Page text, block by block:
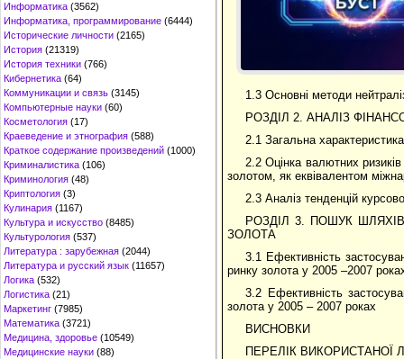
Информатика (3562)
Информатика, программирование (6444)
Исторические личности (2165)
История (21319)
История техники (766)
Кибернетика (64)
Коммуникации и связь (3145)
Компьютерные науки (60)
Косметология (17)
Краеведение и этнография (588)
Краткое содержание произведений (1000)
Криминалистика (106)
Криминология (48)
Криптология (3)
Кулинария (1167)
Культура и искусство (8485)
Культурология (537)
Литература : зарубежная (2044)
Литература и русский язык (11657)
Логика (532)
Логистика (21)
Маркетинг (7985)
Математика (3721)
Медицина, здоровье (10549)
Медицинские науки (88)
1.3 Основні методи
РОЗДІЛ 2. АНАЛІЗ
2.1 Загальна
2.2 Оцінка валютних
золотом, як еквівалентом
2.3 Аналіз тенденцій
РОЗДІЛ 3. ПОШУК
ЗОЛОТА
3.1 Ефективність
ринку золота у 2005 –2007
3.2 Ефективність
золота у 2005 – 2007 роках
ВИСНОВКИ
ПЕРЕЛІК ВИКОРИСТАНОЇ